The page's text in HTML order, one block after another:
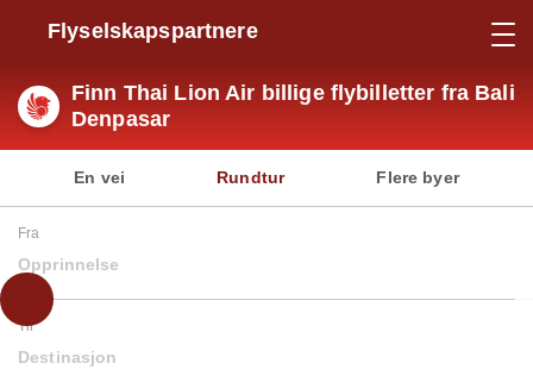
Flyselskapspartnere
Finn Thai Lion Air billige flybilletter fra Bali
Denpasar
En vei Rundtur Flere byer
Fra
Opprinnelse
Til
Destinasjon